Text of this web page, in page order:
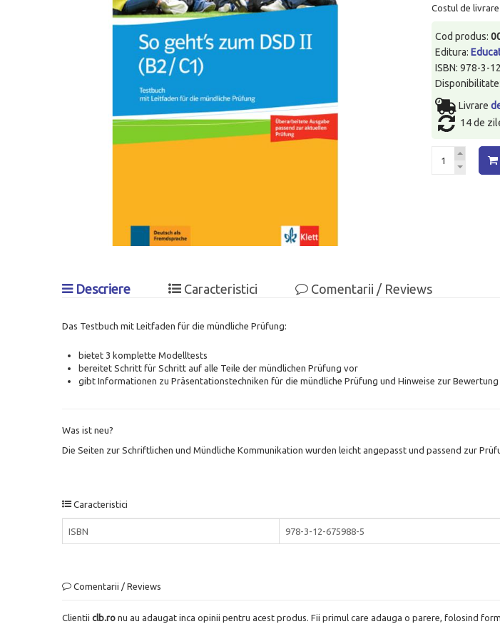
Costul de
Cod produs:
Editura:
ISBN: 978-3-
Disponibilitate:
Livrare
14 de
Descriere Caracteristici Comentarii / Reviews
Das Testbuch mit Leitfaden für die mündliche Prüfung:
bietet 3 komplette Modelltests
bereitet Schritt für Schritt auf alle Teile der mündlichen Prüfung vor
gibt Informationen zu Präsentationstechniken für die mündliche Prüfung und Hinweise zur Bewertung
Was ist neu?
Die Seiten zur Schriftlichen und Mündliche Kommunikation wurden leicht angepasst und passend zur
Caracteristici
ISBN 978-3-12-675988-5
Comentarii / Reviews
Clientii clb.ro nu au adaugat inca opinii pentru acest produs. Fii primul care adauga o parere, folosind